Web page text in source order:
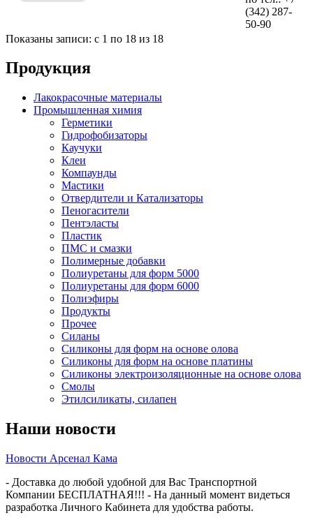
(342) 287-
50-90
Показаны записи: с 1 по 18 из 18
Продукция
Лакокрасочные материалы
Промышленная химия
Герметики
Гидрофобизаторы
Каучуки
Клеи
Компаунды
Мастики
Отвердители и Катализаторы
Пеногасители
Пентэласты
Пластик
ПМС и смазки
Полимерные добавки
Полиуретаны для форм 5000
Полиуретаны для форм 6000
Полиэфиры
Продукты
Прочее
Силаны
Силиконы для форм на основе олова
Силиконы для форм на основе платины
Силиконы электроизоляционные на основе олова
Смолы
Этилсиликаты, силапен
Наши новости
Новости Арсенал Кама
- Доставка до любой удобной для Вас Транспортной
Компании БЕСПЛАТНАЯ!!! - На данный момент видеться
разработка Личного Кабинета для удобства работы.